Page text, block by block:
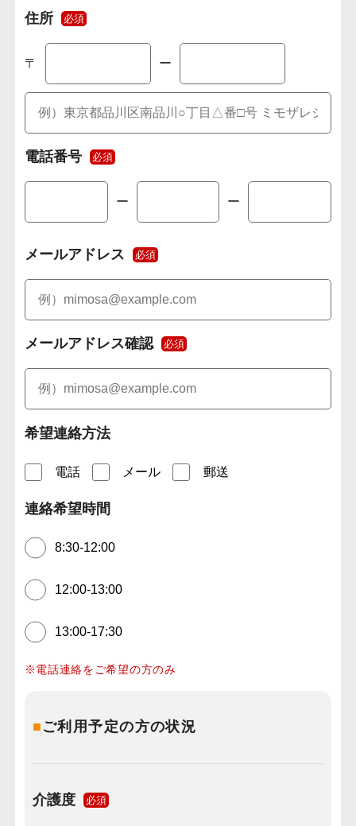
住所 必須
〒 ー
電話番号 必須
ー ー
メールアドレス 必須
メールアドレス確認 必須
希望連絡方法
電話 メール 郵送
連絡希望時間
8:30-12:00
12:00-13:00
13:00-17:30
※電話連絡をご希望の方のみ
■ ご利用予定の方の状況
介護度 必須